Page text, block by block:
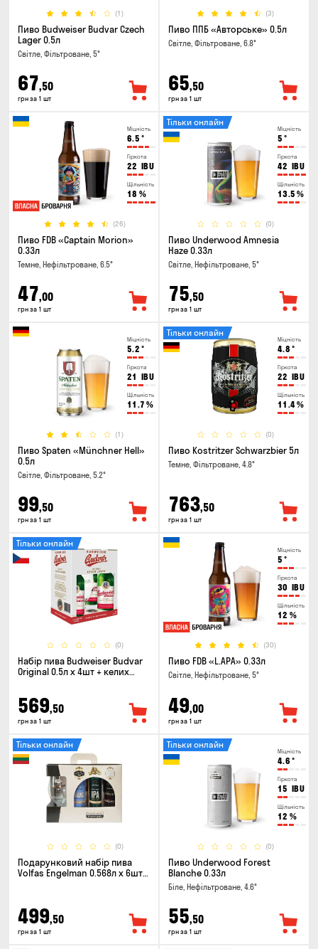
(1)
Пиво Budweiser Budvar Czech
Lager 0.5л
Світле, Фільтроване, 5°
67,50
грн за 1 шт
(3)
Пиво ППБ «Авторське» 0.5л
Світле, Фільтроване, 6.8°
65,50
грн за 1 шт
Міцність
6.5 °
Гіркота
22 IBU
Щільність
18 %
(26)
Пиво FDB «Captain Morion»
0.33л
Темне, Нефільтроване, 6.5°
47,00
грн за 1 шт
Міцність
5 °
Гіркота
42 IBU
Щільність
13.5 %
(0)
Тільки онлайн
Пиво Underwood Amnesia
Haze 0.33л
Світле, Нефільтроване, 5°
75,50
грн за 1 шт
Міцність
5.2 °
Гіркота
21 IBU
Щільність
11.7 %
(1)
Пиво Spaten «Münchner Hell»
0.5л
Світле, Фільтроване, 5.2°
99,50
грн за 1 шт
Міцність
4.8 °
Гіркота
22 IBU
Щільність
11.4%
(0)
Тільки онлайн
Пиво Kostritzer Schwarzbier 5л
Темне, Фільтроване, 4.8°
763,50
грн за 1 шт
(0)
Тільки онлайн
Набір пива Budweiser Budvar
Original 0.5л х 4шт + келих
569,50
грн за 1 шт
Міцність
5 °
Гіркота
30 IBU
Щільність
12 %
(30)
Пиво FDB «L.APA» 0.33л
Світле, Нефільтроване, 5°
49,00
грн за 1 шт
(0)
Тільки онлайн
Подарунковий набір пива
Volfas Engelman 0.568л x 6шт +
499,50
грн за 1 шт
Міцність
4.6 °
Гіркота
15 IBU
Щільність
12 %
(0)
Тільки онлайн
Пиво Underwood Forest
Blanche 0.33л
Біле, Нефільтроване, 4.6°
55,50
грн за 1 шт